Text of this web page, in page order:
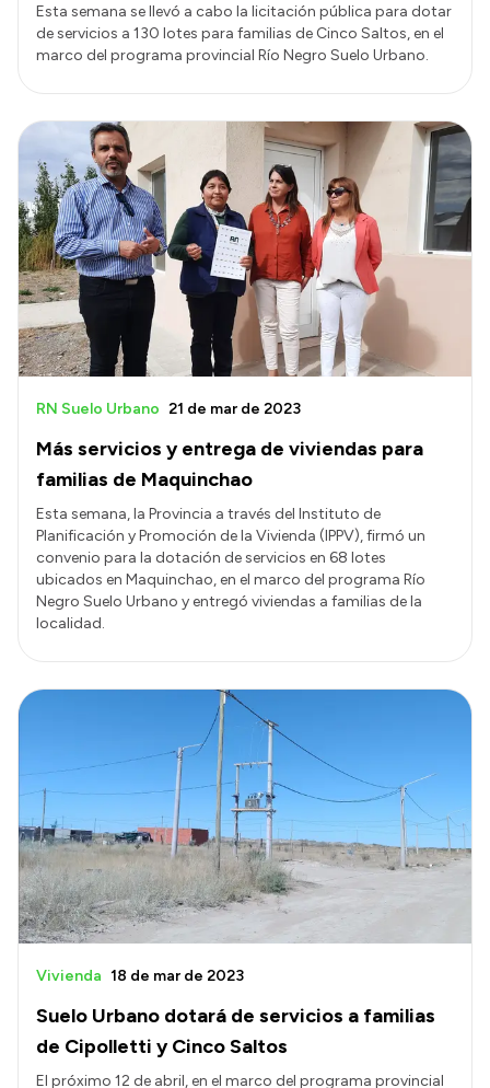
Esta semana se llevó a cabo la licitación pública para dotar
de servicios a 130 lotes para familias de Cinco Saltos, en el
marco del programa provincial Río Negro Suelo Urbano.
Más servicios y entrega de viviendas para
familias de Maquinchao
RN Suelo Urbano 21 de mar de 2023
Esta semana, la Provincia a través del Instituto de
Planificación y Promoción de la Vivienda (IPPV), firmó un
convenio para la dotación de servicios en 68 lotes
ubicados en Maquinchao, en el marco del programa Río
Negro Suelo Urbano y entregó viviendas a familias de la
localidad.
Suelo Urbano dotará de servicios a familias
de Cipolletti y Cinco Saltos
Vivienda 18 de mar de 2023
El próximo 12 de abril, en el marco del programa provincial